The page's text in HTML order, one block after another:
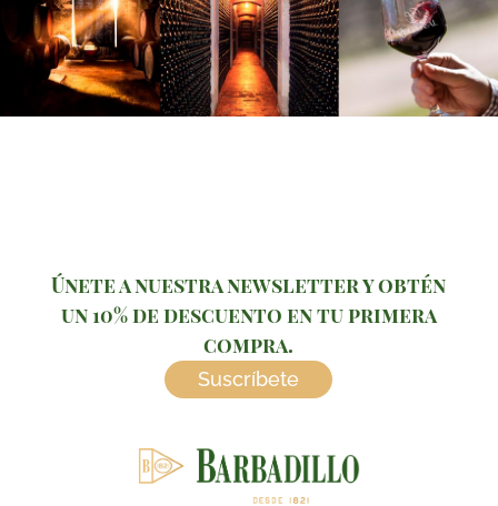
Únete a nuestra newsletter y obtén
un 10% de descuento en tu primera
compra.
Suscríbete